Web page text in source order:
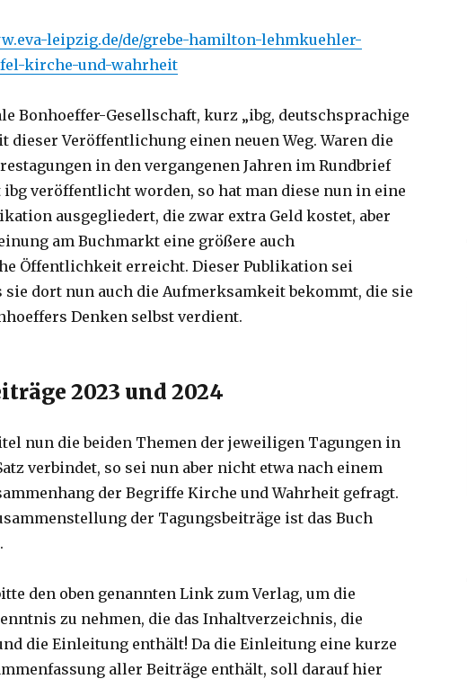
leipzig.de/de/grebe-hamilton-lehmkuehler-
kirche-und-wahrheit
Bonhoeffer-Gesellschaft, kurz „ibg, deutschsprachige
dieser Veröffentlichung einen neuen Weg. Waren die
in den vergangenen Jahren im Rundbrief
ibg veröffentlicht worden, so hat man diese nun in eine
ausgegliedert, die zwar extra Geld kostet, aber
am Buchmarkt eine größere auch
Öffentlichkeit erreicht. Dieser Publikation sei
sie dort nun auch die Aufmerksamkeit bekommt, die sie
Denken selbst verdient.
2023 und 2024
nun die beiden Themen der jeweiligen Tagungen in
verbindet, so sei nun aber nicht etwa nach einem
der Begriffe Kirche und Wahrheit gefragt.
der Tagungsbeiträge ist das Buch
den oben genannten Link zum Verlag, um die
zu nehmen, die das Inhaltverzeichnis, die
die Einleitung enthält! Da die Einleitung eine kurze
aller Beiträge enthält, soll darauf hier